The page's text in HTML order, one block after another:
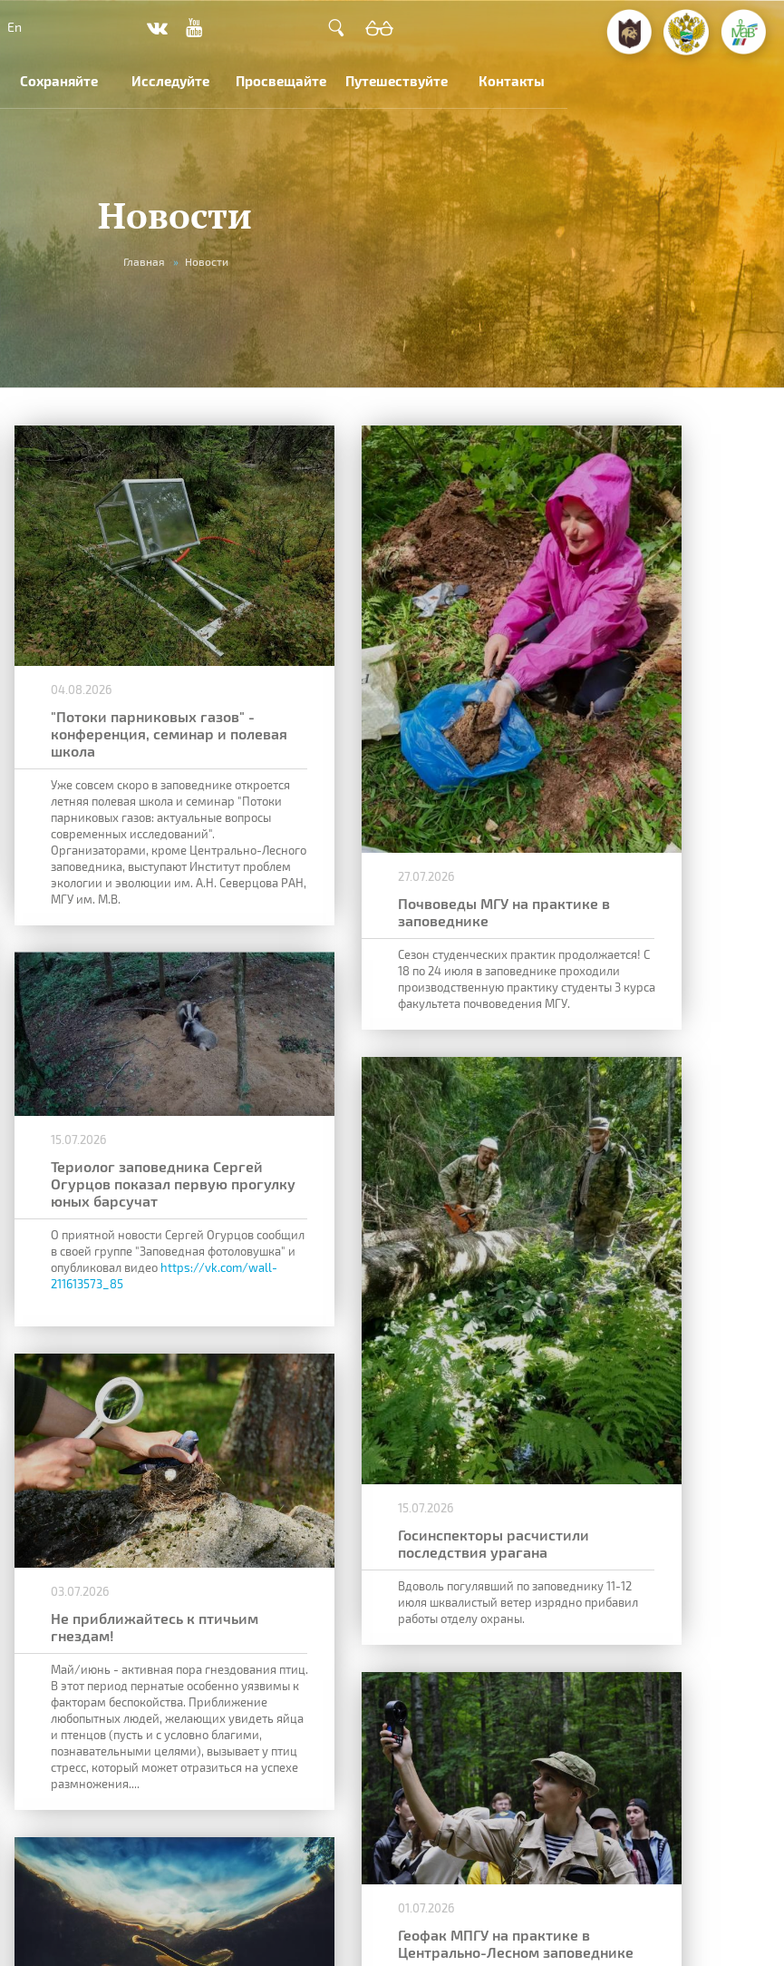
En
Сохраняйте Исследуйте Просвещайте Путешествуйте Контакты
Новости
Главная » Новости
04.08.2026
"Потоки парниковых газов" -
конференция, семинар и полевая
школа
Уже совсем скоро в заповеднике откроется
летняя полевая школа и семинар "Потоки
парниковых газов: актуальные вопросы
современных исследований".
Организаторами, кроме Центрально-Лесного
заповедника, выступают Институт проблем
экологии и эволюции им. А.Н. Северцова РАН,
МГУ им. М.В.
27.07.2026
Почвоведы МГУ на практике в
заповеднике
Сезон студенческих практик продолжается! С
18 по 24 июля в заповеднике проходили
производственную практику студенты 3 курса
факультета почвоведения МГУ.
15.07.2026
Териолог заповедника Сергей
Огурцов показал первую прогулку
юных барсучат
О приятной новости Сергей Огурцов сообщил
в своей группе "Заповедная фотоловушка" и
опубликовал видео https://vk.com/wall-
211613573_85
15.07.2026
Госинспекторы расчистили
последствия урагана
Вдоволь погулявший по заповеднику 11-12
июля шквалистый ветер изрядно прибавил
работы отделу охраны.
03.07.2026
Не приближайтесь к птичьим
гнездам!
Май/июнь - активная пора гнездования птиц.
В этот период пернатые особенно уязвимы к
факторам беспокойства. Приближение
любопытных людей, желающих увидеть яйца
и птенцов (пусть и с условно благими,
познавательными целями), вызывает у птиц
стресс, который может отразиться на успехе
размножения....
01.07.2026
Геофак МПГУ на практике в
Центрально-Лесном заповеднике